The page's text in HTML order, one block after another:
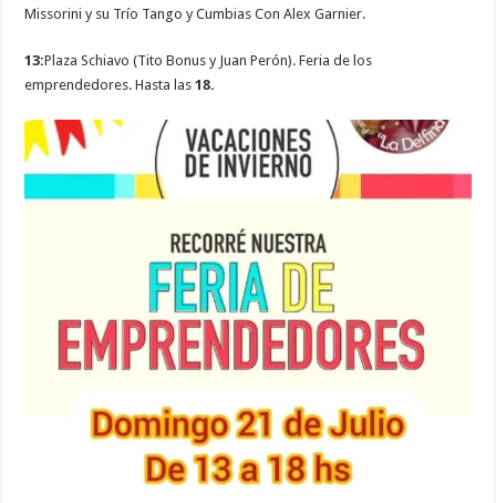
Missorini y su Trío Tango y Cumbias Con Alex Garnier.
13:Plaza Schiavo (Tito Bonus y Juan Perón). Feria de los
emprendedores. Hasta las18.